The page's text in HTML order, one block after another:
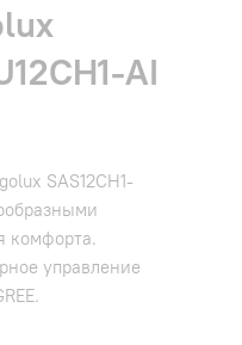
AI
SAS12CH1-
комфорта.
управление